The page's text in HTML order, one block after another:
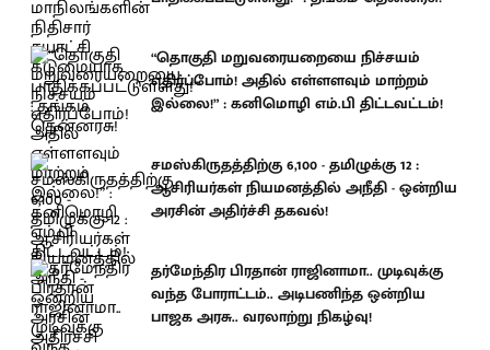
“தொகுதி மறுவரையறையை நிச்சயம்
எதிர்ப்போம்! அதில் எள்ளளவும் மாற்றம்
இல்லை!” : கனிமொழி எம்.பி திட்டவட்டம்!
சமஸ்கிருதத்திற்கு 6,100 - தமிழுக்கு 12 :
ஆசிரியர்கள் நியமனத்தில் அநீதி - ஒன்றிய
அரசின் அதிர்ச்சி தகவல்!
தர்மேந்திர பிரதான் ராஜினாமா.. முடிவுக்கு
வந்த போராட்டம்.. அடிபணிந்த ஒன்றிய
பாஜக அரசு.. வரலாற்று நிகழ்வு!